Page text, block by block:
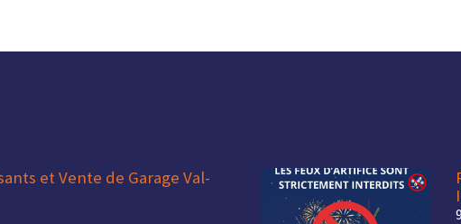
et Vente de Garage Val-